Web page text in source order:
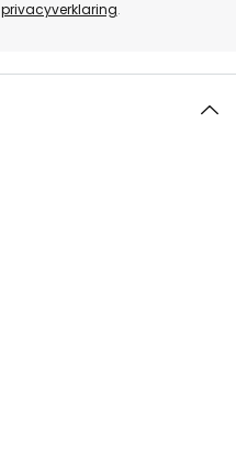
privacyverklaring.